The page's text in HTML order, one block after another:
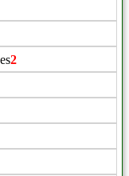
2